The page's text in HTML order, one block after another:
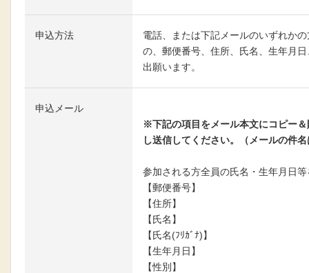
申込方法
電話、または下記メールのいずれか
の、郵便番号、住所、氏名、生年月
出願います。
申込メール
※下記の項目をメール本文にコピー
し送信してください。（メールの件
参加される方全員の氏名・生年月日
【郵便番号】
【住所】
【氏名】
【氏名(ﾌﾘｶﾞﾅ)】
【生年月日】
【性別】